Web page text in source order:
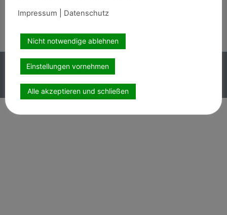
Impressum
Datenschutz
Nicht notwendige ablehnen
Einstellungen vornehmen
Alle akzeptieren und schließen